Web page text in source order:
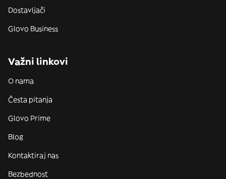
Dostavljači
Glovo Business
Važni linkovi
O nama
Česta pitanja
Glovo Prime
Blog
Kontaktiraj nas
Bezbednost